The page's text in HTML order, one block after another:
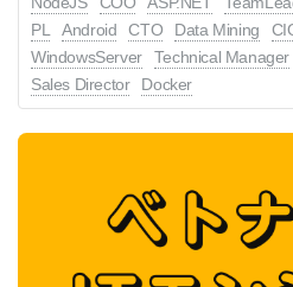
(AWS、WindowsServer) 通信キャ
ア向けネットワークセキュリティ
築(Firewall、FortiGate) 官公庁向け
ェクト参画までの流れ> 1各営業が
参画するプロジェクト候補を獲得
営業マネージャー指揮のもと、案
PL
Android CTO Data Mining
WindowsServer
Technical Manager
Sales Director
Docker